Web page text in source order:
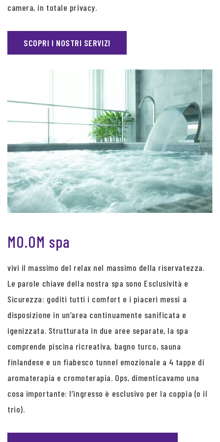
camera, in totale privacy.
SCOPRI I NOSTRI SERVIZI
MO.OM spa
vivi il massimo del relax nel massimo della riservatezza.
Le parole chiave della nostra spa sono Esclusività e
Sicurezza: goditi tutti i comfort e i piaceri messi a
disposizione in un’area continuamente sanificata e
igenizzata. Strutturata in due aree separate, la spa
comprende piscina ricreativa, bagno turco, sauna
finlandese e un fiabesco tunnel emozionale a 4 tappe di
aromaterapia e cromoterapia. Ops, dimenticavamo una
cosa importante: l’ingresso è esclusivo per la coppia (o il
trio).